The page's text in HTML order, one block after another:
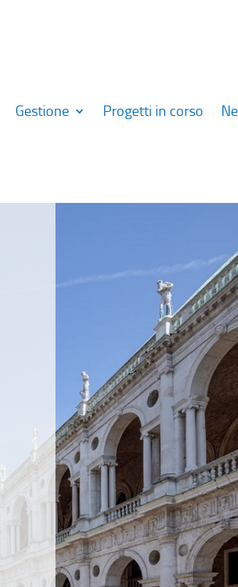
Gestione Progetti in corso